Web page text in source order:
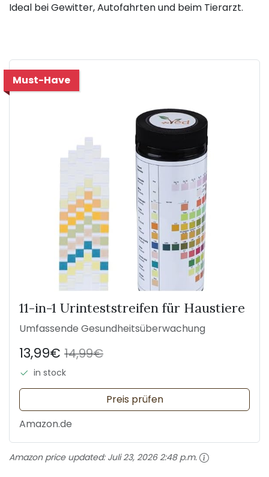
Ideal bei Gewitter, Autofahrten und beim Tierarzt.
Must-Have
11-in-1 Urinteststreifen für Haustiere
Umfassende Gesundheitsüberwachung
13,99€ 14,99€
in stock
Preis prüfen
Amazon.de
Amazon price updated: Juli 23, 2026 2:48 p.m.